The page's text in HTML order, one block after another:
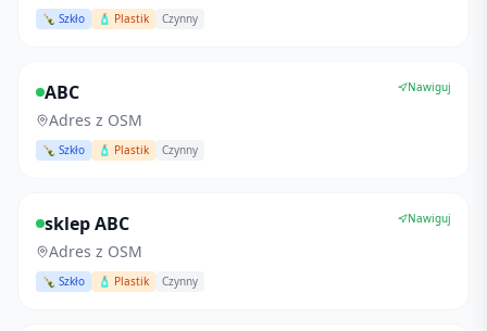
🍾 Szkło 🧴 Plastik Czynny
ABC
Adres z OSM
🍾 Szkło 🧴 Plastik Czynny
Nawiguj
sklep ABC
Adres z OSM
🍾 Szkło 🧴 Plastik Czynny
Nawiguj